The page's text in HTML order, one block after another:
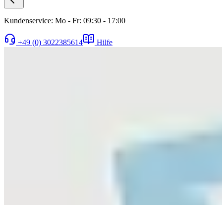
Kundenservice: Mo - Fr: 09:30 - 17:00
+49 (0) 3022385614 Hilfe